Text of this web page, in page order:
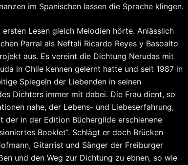
im Spanischen lassen die Sprache klingen.
Lesen gleich Melodien hörte. Anlässlich
Parral als Neftali Ricardo Reyes y Basoalto
aus. Es vereint die Dichtung Nerudas mit
in Chile kennen gelernt hatte und seit 1987 in
Spiegeln der Liebenden in seinen
Dichters immer mit dabei. Die Frau dient, so
nahe, der Lebens- und Liebeserfahrung,
in der Edition Büchergilde erschienene
Booklet“. Schlägt er doch Brücken
Gitarrist und Sänger der Freiburger
und den Weg zur Dichtung zu ebnen, so wie